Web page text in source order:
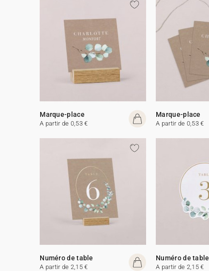
Marque-place
A partir de 0,53 €
Marque-place
A partir de 0,53 €
Numéro de table
A partir de 2,15 €
Numéro de table
A partir de 2,15 €